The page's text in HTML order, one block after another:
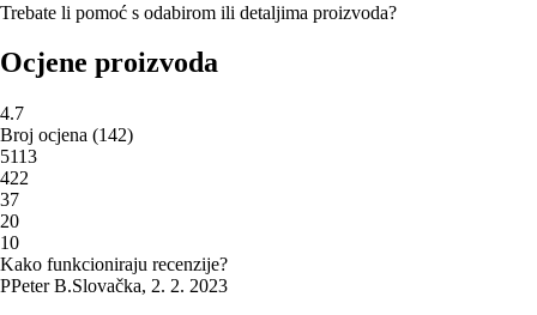
Trebate li pomoć s odabirom ili detaljima proizvoda?
Ocjene proizvoda
4.7
Broj ocjena (142)
5113
422
37
20
10
Kako funkcioniraju recenzije?
PPeter B.Slovačka, 2. 2. 2023